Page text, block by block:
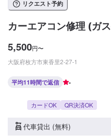
リクエスト予約
カーエアコン修理 (ガ
5,500円〜
大阪府枚方市東香里2-27-1
平均11時間で返信 -
カードOK QR決済OK
代車貸出 (無料)